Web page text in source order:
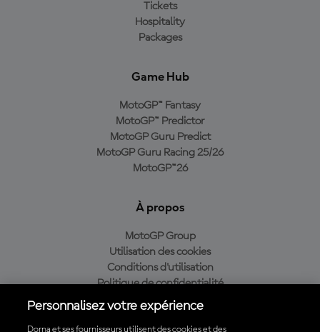
Tickets
Hospitality
Packages
Game Hub
MotoGP™ Fantasy
MotoGP™ Predictor
MotoGP Guru Predict
MotoGP Guru Racing 25/26
MotoGP™26
À propos
MotoGP Group
Utilisation des cookies
Conditions d'utilisation
Politique de confidentialité
Politique d’achat
Personnalisez votre expérience
Dorna et ses fournisseurs utilisent des cookies et des